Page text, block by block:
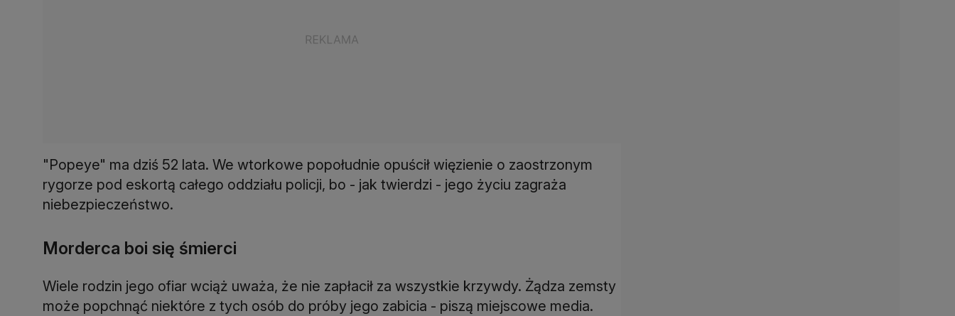
"Popeye" ma dziś 52 lata. We wtorkowe popołudnie opuścił więzienie o zaostrzonym
rygorze pod eskortą całego oddziału policji, bo - jak twierdzi - jego życiu zagraża
niebezpieczeństwo.
Morderca boi się śmierci
Wiele rodzin jego ofiar wciąż uważa, że nie zapłacił za wszystkie krzywdy. Żądza zemsty
może popchnąć niektóre z tych osób do próby jego zabicia - piszą miejscowe media.